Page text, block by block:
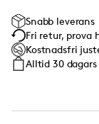
Snabb leverans
Fri retur, prova
Kostnadsfri
Alltid 30